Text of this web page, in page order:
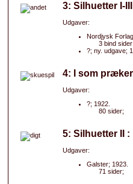
3: Silhuetter I-
Udgaver:
Nordjysk
3 bind sider;
?; ny. udgave;
4: I som
Udgaver:
?; 1922.
80 sider;
5: Silhuetter II :
Udgaver:
Galster; 1923.
71 sider;